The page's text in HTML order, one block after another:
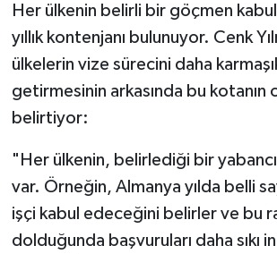
Her ülkenin belirli bir göçmen
yıllık kontenjanı bulunuyor. Cenk
ülkelerin vize sürecini daha
getirmesinin arkasında bu kotanın
belirtiyor:
"Her ülkenin, belirlediği bir
var. Örneğin, Almanya yılda belli
işçi kabul edeceğini belirler ve bu
dolduğunda başvuruları daha sıkı